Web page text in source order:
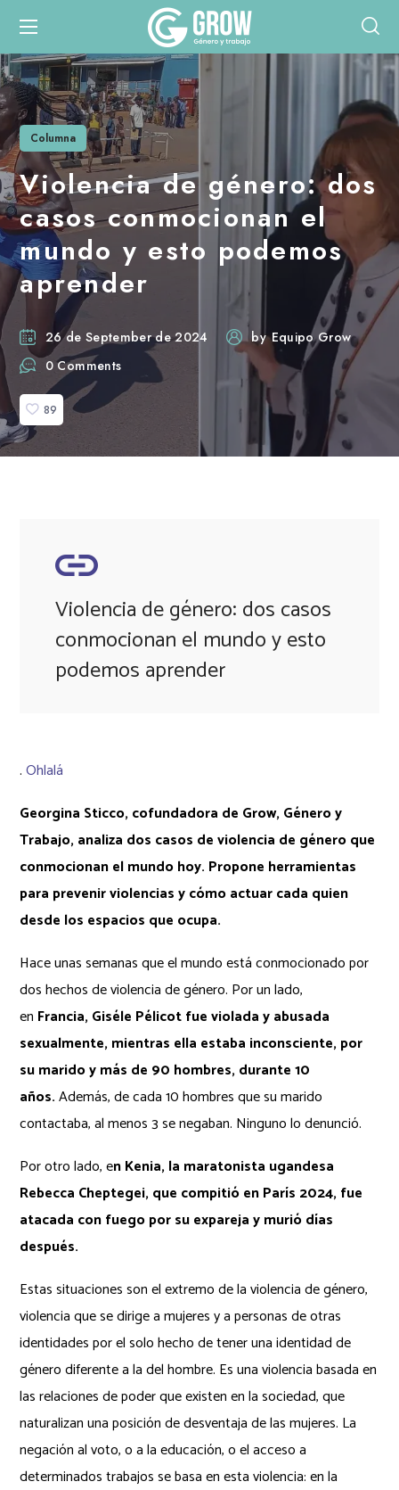
Columna
Violencia de género: dos
casos conmocionan el
mundo y esto podemos
aprender
26 de September de 2024 byEquipo Grow
0 Comments
89
Violencia de género: dos casos
conmocionan el mundo y esto
podemos aprender
.Ohlalá
Georgina Sticco, cofundadora de Grow, Género y
Trabajo, analiza dos casos de violencia de género que
conmocionan el mundo hoy. Propone herramientas
para prevenir violencias y cómo actuar cada quien
desde los espacios que ocupa.
Hace unas semanas que el mundo está conmocionado por
dos hechos de violencia de género. Por un lado,
en Francia, Giséle Pélicot fue violada y abusada
sexualmente, mientras ella estaba inconsciente, por
su marido y más de 90 hombres, durante 10
años. Además, de cada 10 hombres que su marido
contactaba, al menos 3 se negaban. Ninguno lo denunció.
Por otro lado, en Kenia, la maratonista ugandesa
Rebecca Cheptegei, que compitió en París 2024, fue
atacada con fuego por su expareja y murió días
después.
Estas situaciones son el extremo de la violencia de género,
violencia que se dirige a mujeres y a personas de otras
identidades por el solo hecho de tener una identidad de
género diferente a la del hombre. Es una violencia basada en
las relaciones de poder que existen en la sociedad, que
naturalizan una posición de desventaja de las mujeres. La
negación al voto, o a la educación, o el acceso a
determinados trabajos se basa en esta violencia: en la